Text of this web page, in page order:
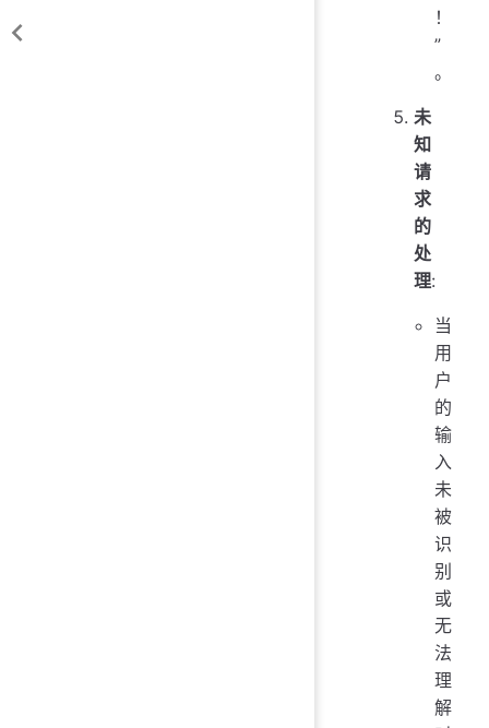
！
”
。
未
知
请
求
的
处
理:
当
用
户
的
输
入
未
被
识
别
或
无
法
理
解